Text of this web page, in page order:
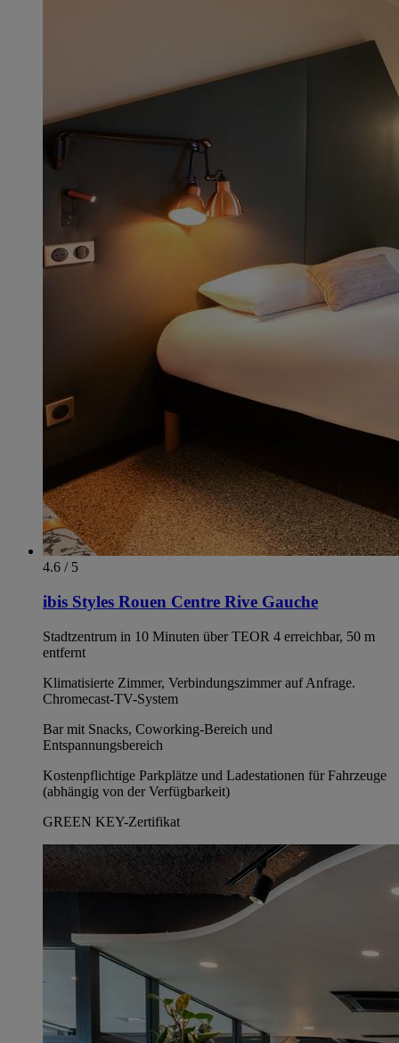
4.6 / 5
ibis Styles Rouen Centre Rive Gauche
Stadtzentrum in 10 Minuten über TEOR 4 erreichbar, 50 m
entfernt
Klimatisierte Zimmer, Verbindungszimmer auf Anfrage.
Chromecast-TV-System
Bar mit Snacks, Coworking-Bereich und
Entspannungsbereich
Kostenpflichtige Parkplätze und Ladestationen für Fahrzeuge
(abhängig von der Verfügbarkeit)
GREEN KEY-Zertifikat